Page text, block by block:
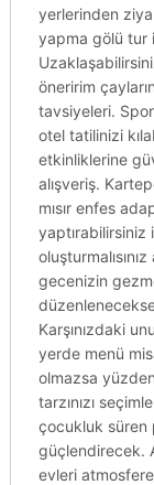
yerlerinden
yapma gölü tur
öneririm
tavsiyeleri.
otel tatilinizi
etkinliklerine
alışveriş.
mısır enfes
yaptırabilirsiniz
gecenizin
Karşınızdaki
yerde menü
olmazsa
tarzınızı
çocukluk süren
güçlendirecek.
evleri